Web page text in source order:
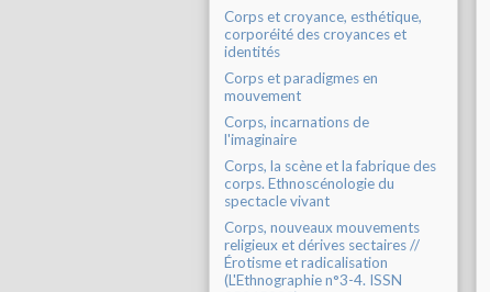
Corps et croyance, esthétique,
corporéité des croyances et
identités
Corps et paradigmes en
mouvement
Corps, incarnations de
l'imaginaire
Corps, la scène et la fabrique des
corps. Ethnoscénologie du
spectacle vivant
Corps, nouveaux mouvements
religieux et dérives sectaires //
Érotisme et radicalisation
(L'Ethnographie n°3-4. ISSN